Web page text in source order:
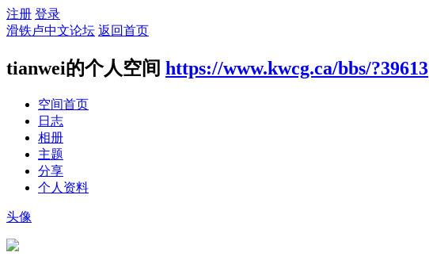
注册 登录
滑铁卢中文论坛 返回首页
tianwei的个人空间 https://www.kwcg.ca/bbs/?39613
空间首页
日志
相册
主题
分享
个人资料
头像